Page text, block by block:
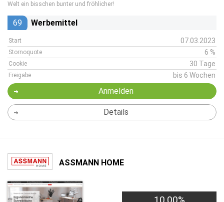
Welt ein bisschen bunter und fröhlicher!
69 Werbemittel
Start 07.03.2023
Stornoquote 6 %
Cookie 30 Tage
Freigabe bis 6 Wochen
Anmelden
Details
ASSMANN HOME